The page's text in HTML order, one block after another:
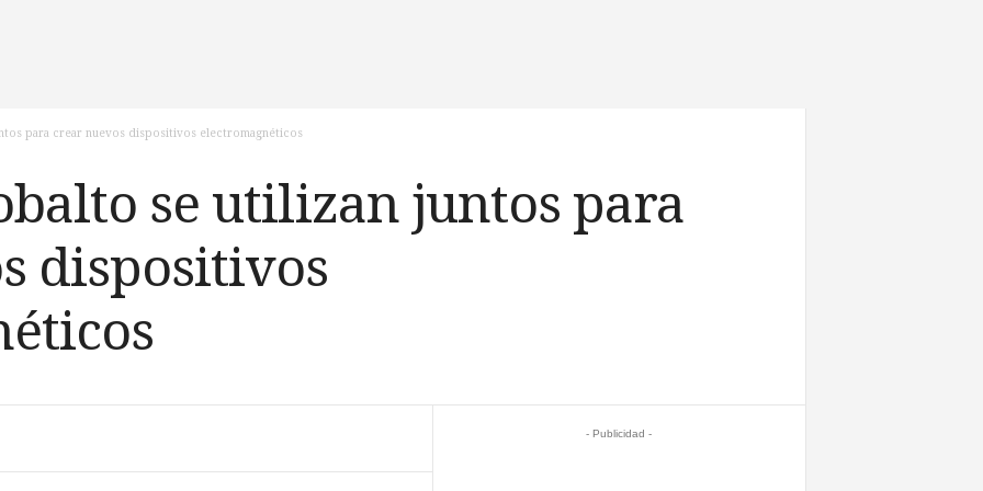
para crear nuevos dispositivos electromagnéticos
se utilizan juntos para
dispositivos
- Publicidad -